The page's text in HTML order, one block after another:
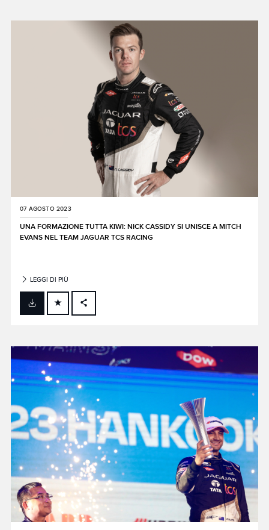
LINKEDIN
SHARE
07 AGOSTO 2023
UNA FORMAZIONE TUTTA KIWI: NICK CASSIDY SI UNISCE A MITCH
EVANS NEL TEAM JAGUAR TCS RACING
LEGGI DI PIÙ
FACEBOOK
LINKEDIN
SHARE